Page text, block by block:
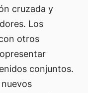
cruzada y
Los
otros
conjuntos.